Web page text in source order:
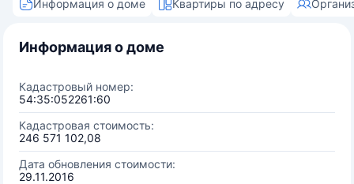
Информация о доме Квартиры по адресу
Информация о доме
Кадастровый номер:
54:35:052261:60
Кадастровая стоимость:
246 571 102,08
Дата обновления стоимости:
29.11.2016